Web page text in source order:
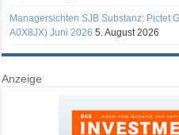
Managersichten SJB Substanz: Pictet
A0X8JX) Juni 2026 5. August 2026
Anzeige